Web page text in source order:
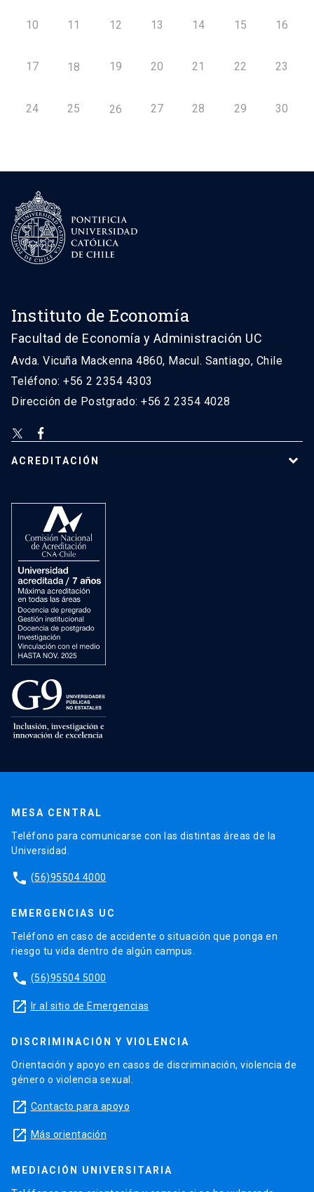
10 11 12 13 14 15 16
17 18 19 20 21 22 23
24 25 26 27 28 29 30
Instituto de Economía
Facultad de Economía y Administración UC
Avda. Vicuña Mackenna 4860, Macul. Santiago, Chile
Teléfono: +56 2 2354 4303
Dirección de Postgrado: +56 2 2354 4028
ACREDITACIÓN
MESA CENTRAL
Teléfono para comunicarse con las distintas áreas de la
Universidad.
phone (56)95504 4000
EMERGENCIAS UC
Teléfono en caso de accidente o situación que ponga en
riesgo tu vida dentro de algún campus.
phone (56)95504 5000
launch Ir al sitio de Emergencias
DISCRIMINACIÓN Y VIOLENCIA
Orientación y apoyo en casos de discriminación, violencia de
género o violencia sexual.
launch Contacto para apoyo
launch Más orientación
MEDIACIÓN UNIVERSITARIA